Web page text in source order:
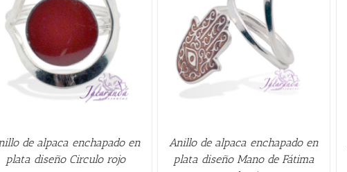
de alpaca enchapado en
plata diseño Circulo rojo
QUICK VIEW
Anillo de alpaca enchapado en
plata diseño Mano de Fátima
AÑADIR AL CARRITO /
VIEW